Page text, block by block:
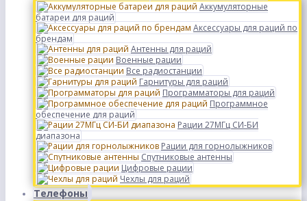
Аккумуляторные
батареи для раций
Аксессуары для раций по
брендам
Антенны для раций
Военные рации
Все радиостанции
Гарнитуры для раций
Программаторы для раций
Программное
обеспечение для раций
Рации 27МГц СИ-БИ
диапазона
Рации для горнолыжников
Спутниковые антенны
Цифровые рации
Чехлы для раций
Телефоны